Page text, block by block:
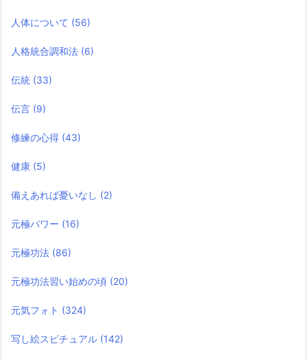
人体について (56)
人格統合調和法 (6)
伝統 (33)
伝言 (9)
修練の心得 (43)
健康 (5)
備えあれば憂いなし (2)
元極パワー (16)
元極功法 (86)
元極功法習い始めの頃 (20)
元気フォト (324)
写し絵スピチュアル (142)